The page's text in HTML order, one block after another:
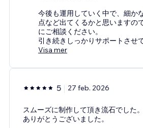
今後も運用していく中で、細か
点など出てくるかと思いますの
にご相談ください。
引き続きしっかりサポートさせ
Visa mer
5 27 feb. 2026
スムーズに制作して頂き流石でした。
ありがとうございました。